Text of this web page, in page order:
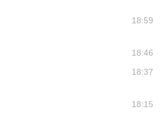
18:59
18:46
18:37
18:15